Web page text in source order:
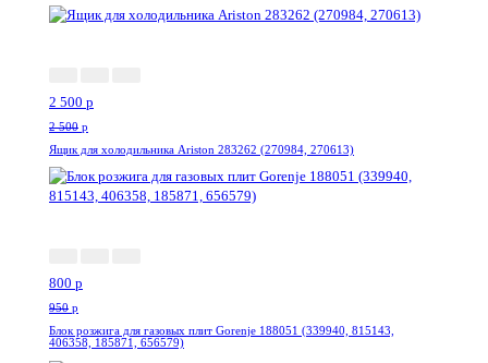
2 500 p
2 500 p
Ящик для холодильника Ariston 283262 (270984, 270613)
800 p
950 p
Блок розжига для газовых плит Gorenje 188051 (339940, 815143,
406358, 185871, 656579)